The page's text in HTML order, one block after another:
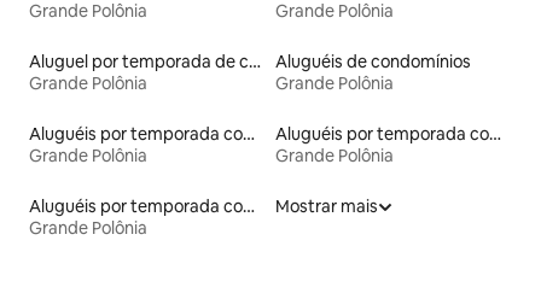
Grande Polônia Grande Polônia
Aluguel por temporada de casas de hóspedes
Grande Polônia
Aluguéis de condomínios
Grande Polônia
Aluguéis por temporada com acesso ao lago
Grande Polônia
Aluguéis por temporada com cama de altura acessível
Grande Polônia
Aluguéis por temporada com café da manhã
Grande Polônia
Mostrar mais